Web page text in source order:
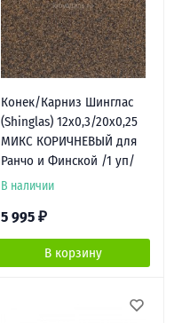
Конек/Карниз Шинглас
(Shinglas) 12х0,3/20х0,25
МИКС КОРИЧНЕВЫЙ для
Ранчо и Финской /1 уп/
В наличии
5 995 ₽
В корзину